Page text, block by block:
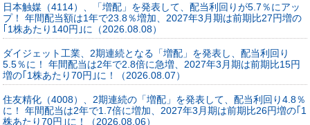
日本触媒（4114）、「増配」を発表して、配当利回りが5.7％にアッ
プ！ 年間配当額は1年で23.8％増加、2027年3月期は前期比27円増の
｢1株あたり140円｣に（2026.08.08）
ダイジェット工業、2期連続となる「増配」を発表し、配当利回り
5.5％に！ 年間配当は2年で2.8倍に急増、2027年3月期は前期比15円
増の｢1株あたり70円｣に！（2026.08.07）
住友精化（4008）、2期連続の「増配」を発表して、配当利回り4.8％
に！ 年間配当は2年で1.7倍に増加、2027年3月期は前期比26円増の｢1
株あたり70円｣に！（2026.08.06）